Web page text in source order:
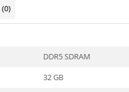
(0)
DDR5 SDRAM
32 GB